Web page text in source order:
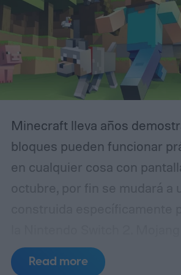
YouTube de Rockstar
web de GTA VI, es decir, a
Minecraft lleva años
bloques pueden funcionar
en cualquier cosa con
octubre, por fin se mudará a
confirmado que la versión
Minecraft para Switch 2 se
Read more